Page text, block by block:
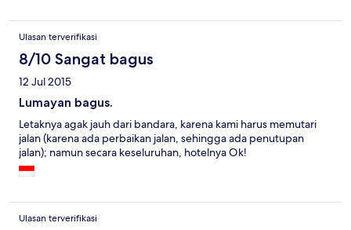
Ulasan terverifikasi
8/10 Sangat bagus
12 Jul 2015
Lumayan bagus.
Letaknya agak jauh dari bandara, karena kami harus memutari
jalan (karena ada perbaikan jalan, sehingga ada penutupan
jalan); namun secara keseluruhan, hotelnya Ok!
Ulasan terverifikasi